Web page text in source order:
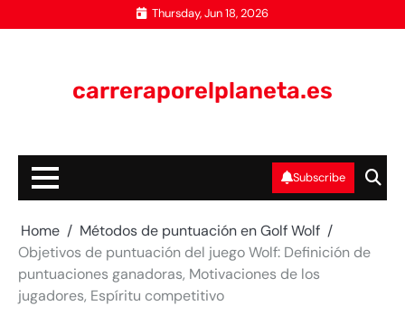
to
Thursday, Jun 18, 2026
carreraporelplaneta.es
Subscribe
Home
Métodos de puntuación en Golf Wolf
Objetivos de puntuación del juego Wolf: Definición de
puntuaciones ganadoras, Motivaciones de los
jugadores, Espíritu competitivo